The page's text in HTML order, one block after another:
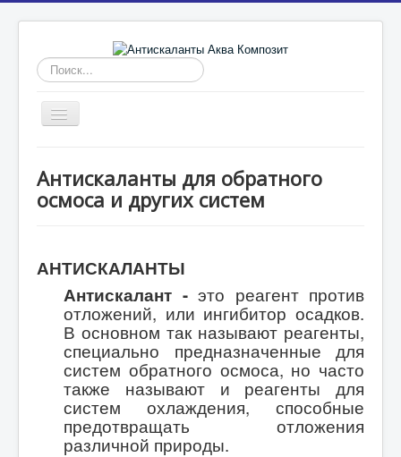
Искать...
Включить/
выключить
Антискаланты
Реагенты для водоподготовки
Статьи
Антискаланты для обратного
осмоса и других систем
АНТИСКАЛАНТЫ
Антискалант - это реагент против
отложений, или ингибитор осадков.
В основном так называют реагенты,
специально предназначенные для
систем обратного осмоса, но часто
также называют и реагенты для
систем охлаждения, способные
предотвращать отложения
различной природы.